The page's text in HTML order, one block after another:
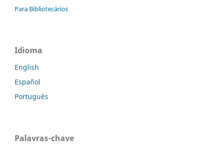
Para Bibliotecários
Idioma
English
Español
Português
Palavras-chave